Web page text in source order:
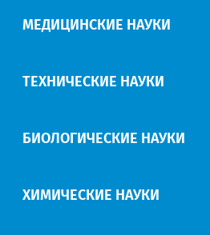
МЕДИЦИНСКИЕ НАУКИ
ТЕХНИЧЕСКИЕ НАУКИ
БИОЛОГИЧЕСКИЕ НАУКИ
ХИМИЧЕСКИЕ НАУКИ